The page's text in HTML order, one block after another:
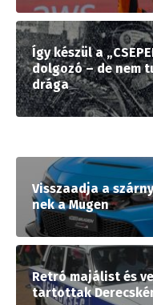
Így készül a
dolgozó – de nem
drága
Visszaadja a
nek a Mugen
Retró majálist és
tartottak